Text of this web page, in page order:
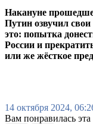
Накануне
Путин озвучил
это: попытка
России и
или же жёсткое
14 октября 2024,
Вам понравилась